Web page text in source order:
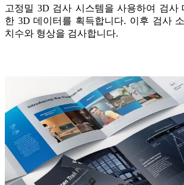
고정밀 3D 검사 시스템을 사용하여 검사
한 3D 데이터를 획득합니다. 이후 검사
치수와 형상을 검사합니다.